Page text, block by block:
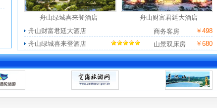
舟山绿城喜来登酒店
舟山财富君廷大酒店
舟山财富君廷大酒店
商务客房
￥498
舟山绿城喜来登酒店
山景双床房 ￥680